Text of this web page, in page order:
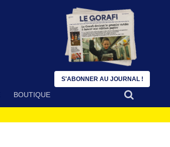
BOUTIQUE
S'ABONNER AU JOURNAL !